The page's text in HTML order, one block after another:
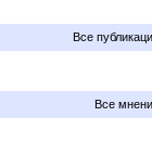
Все
Все